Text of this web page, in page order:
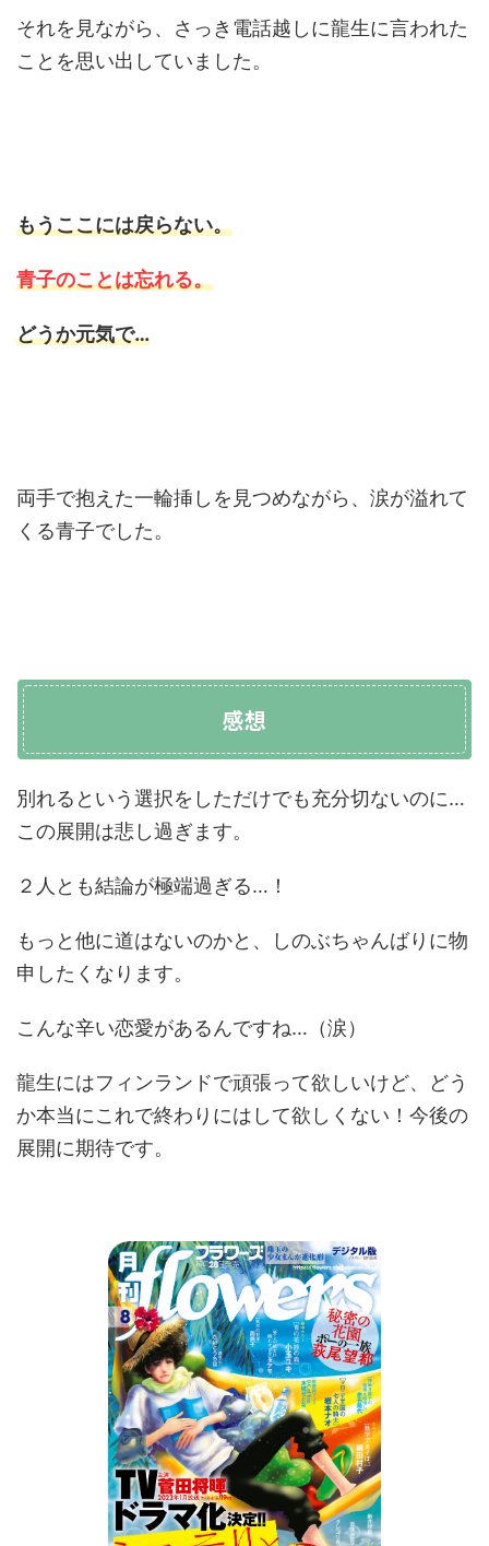
それを見ながら、さっき電話越しに龍生に言われた
ことを思い出していました。
もうここには戻らない。
青子のことは忘れる。
どうか元気で…
両手で抱えた一輪挿しを見つめながら、涙が溢れて
くる青子でした。
感想
別れるという選択をしただけでも充分切ないのに…
この展開は悲し過ぎます。
２人とも結論が極端過ぎる…！
もっと他に道はないのかと、しのぶちゃんばりに物
申したくなります。
こんな辛い恋愛があるんですね…（涙）
龍生にはフィンランドで頑張って欲しいけど、どう
か本当にこれで終わりにはして欲しくない！今後の
展開に期待です。